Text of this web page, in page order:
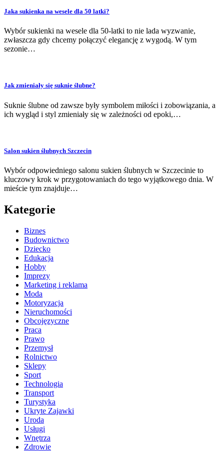
Jaka sukienka na wesele dla 50 latki?
Wybór sukienki na wesele dla 50-latki to nie lada wyzwanie,
zwłaszcza gdy chcemy połączyć elegancję z wygodą. W tym
sezonie…
Jak zmieniały się suknie ślubne?
Suknie ślubne od zawsze były symbolem miłości i zobowiązania, a
ich wygląd i styl zmieniały się w zależności od epoki,…
Salon sukien ślubnych Szczecin
Wybór odpowiedniego salonu sukien ślubnych w Szczecinie to
kluczowy krok w przygotowaniach do tego wyjątkowego dnia. W
mieście tym znajduje…
Kategorie
Biznes
Budownictwo
Dziecko
Edukacja
Hobby
Imprezy
Marketing i reklama
Moda
Motoryzacja
Nieruchomości
Obcojęzyczne
Praca
Prawo
Przemysł
Rolnictwo
Sklepy
Sport
Technologia
Transport
Turystyka
Ukryte Zajawki
Uroda
Usługi
Wnętrza
Zdrowie